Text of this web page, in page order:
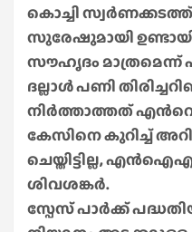
കൊച്ചി സ്വര്‍ണക്കടത്ത്
സുരേഷുമായി
സൗഹൃദം മാത്രമെന്ന്
ദല്ലാൾ പണി
നിർത്താത്തത് എന്‍റെ
കേസിനെ കുറിച്ച്
ചെയ്തിട്ടില്ല,
ശിവശങ്കര്‍.
സ്പേസ് പാര്‍ക്ക്